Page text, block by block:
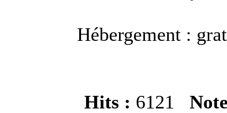
Hébergement :
Hits : 6121